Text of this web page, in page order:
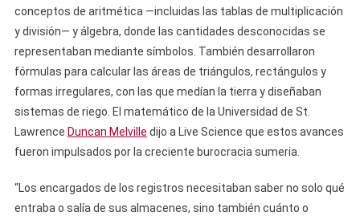
conceptos de aritmética —incluidas las tablas de multiplicación
y división— y álgebra, donde las cantidades desconocidas se
representaban mediante símbolos. También desarrollaron
fórmulas para calcular las áreas de triángulos, rectángulos y
formas irregulares, con las que medían la tierra y diseñaban
sistemas de riego. El matemático de la Universidad de St.
Lawrence Duncan Melville dijo a Live Science que estos avances
fueron impulsados ​​por la creciente burocracia sumeria.
“Los encargados de los registros necesitaban saber no solo qué
entraba o salía de sus almacenes, sino también cuánto o